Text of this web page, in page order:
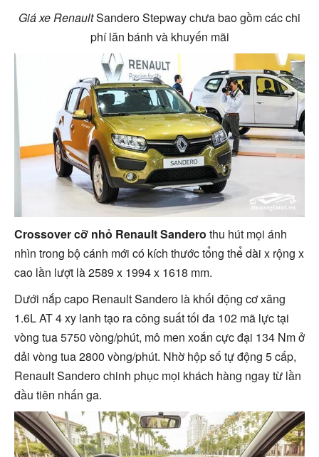
Giá xe RenaultSandero Stepway chưa bao gồm các chi
phí lăn bánh và khuyến mãi
Crossover cỡ nhỏ Renault Sandero thu hút mọi ánh
nhìn trong bộ cánh mới có kích thước tổng thể dài x rộng x
cao lần lượt là 2589 x 1994 x 1618 mm.
Dưới nắp capo Renault Sandero là khối động cơ xăng
1.6L AT 4 xy lanh tạo ra công suất tối đa 102 mã lực tại
vòng tua 5750 vòng/phút, mô men xoắn cực đại 134 Nm ở
dải vòng tua 2800 vòng/phút. Nhờ hộp số tự động 5 cấp,
Renault Sandero chinh phục mọi khách hàng ngay từ lần
đầu tiên nhấn ga.